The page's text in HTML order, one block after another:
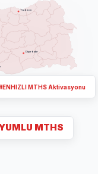
Trabzon
Diyarbakır
MTHS
MTHS Aktivasyonu